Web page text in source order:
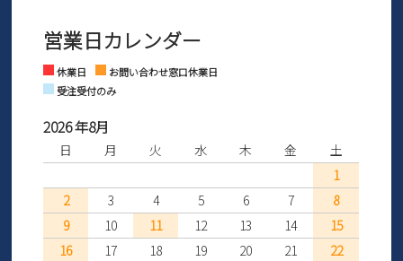
さい。
※土日祝はお問い合わせ窓口休業日となります。
Facebook Instagram
営業日カレンダー
休業日
お問い合わせ窓口休業日
受注受付のみ
2026 年8月
日 月 火 水 木 金
土
1
2
3 4 5 6 7
8
9
10 11 12 13 14
15
16
17 18 19 20 21
22